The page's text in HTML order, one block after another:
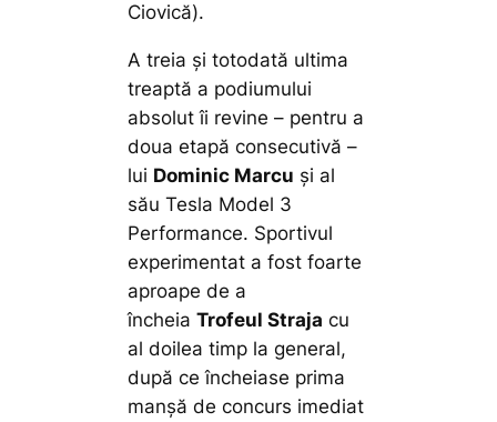
Ciovică).
A treia și totodată ultima
treaptă a podiumului
absolut îi revine – pentru a
doua etapă consecutivă –
lui Dominic Marcu și al
său Tesla Model 3
Performance. Sportivul
experimentat a fost foarte
aproape de a
încheiaTrofeul Straja cu
al doilea timp la general,
după ce încheiase prima
manșă de concurs imediat